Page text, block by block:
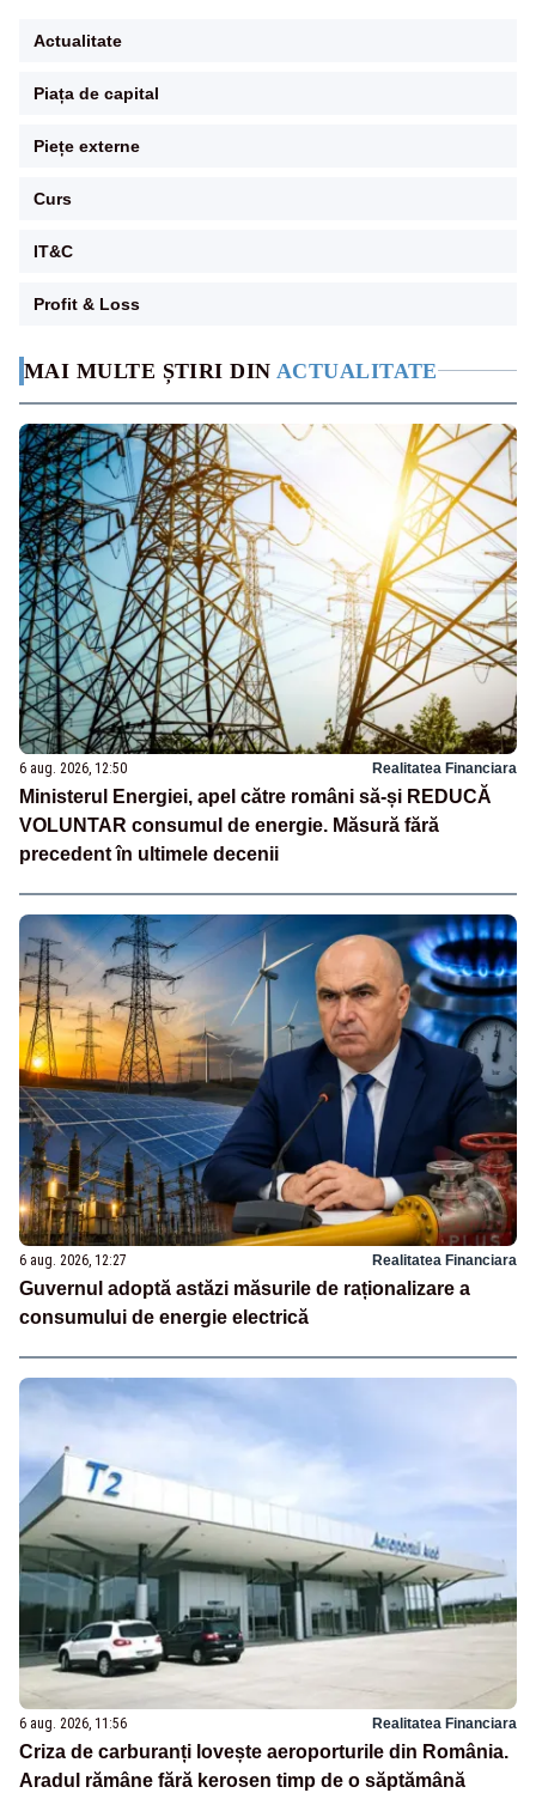
MAI MULTE ȘTIRI DIN ACTUALITATE
6 aug. 2026, 12:50 Realitatea Financiara
Ministerul Energiei, apel către români să-și REDUCĂ
VOLUNTAR consumul de energie. Măsură fără
precedent în ultimele decenii
6 aug. 2026, 12:27 Realitatea Financiara
Guvernul adoptă astăzi măsurile de raționalizare a
consumului de energie electrică
6 aug. 2026, 11:56 Realitatea Financiara
Criza de carburanți lovește aeroporturile din România.
Aradul rămâne fără kerosen timp de o săptămână
Actualitate
Piața de capital
Piețe externe
Curs
IT&C
Profit & Loss